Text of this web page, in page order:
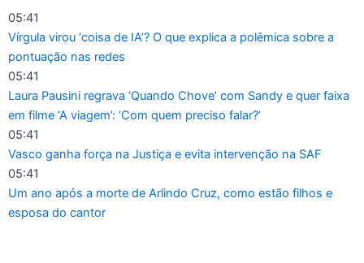
para
conteúdo
05:41
Vírgula virou ‘coisa de IA’? O que explica a polêmica sobre a
pontuação nas redes
05:41
Laura Pausini regrava ‘Quando Chove’ com Sandy e quer faixa
em filme ‘A viagem’: ‘Com quem preciso falar?’
05:41
Vasco ganha força na Justiça e evita intervenção na SAF
05:41
Um ano após a morte de Arlindo Cruz, como estão filhos e
esposa do cantor